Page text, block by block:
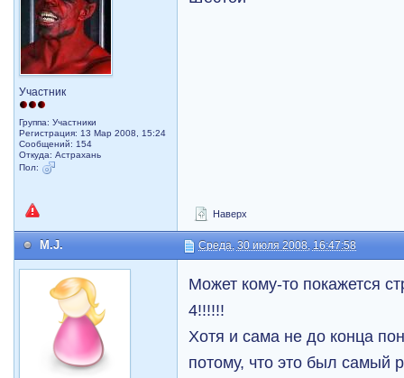
Участник
Группа: Участники
Регистрация: 13 Мар 2008, 15:24
Сообщений: 154
Откуда: Астрахань
Пол:
Наверх
M.J. Среда, 30 июля 2008, 16:47:58
Может кому-то покажется
4!!!!!!
Хотя и сама не до конца
потому, что это был самый